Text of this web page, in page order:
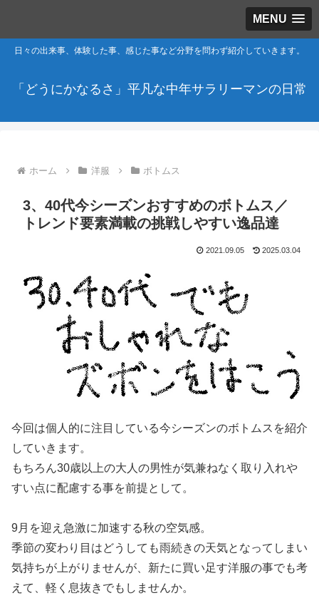
MENU
日々の出来事、体験した事、感じた事など分野を問わず紹介していきます。
「どうにかなるさ」平凡な中年サラリーマンの日常
ホーム 洋服 ボトムス
3、40代今シーズンおすすめのボトムス／
トレンド要素満載の挑戦しやすい逸品達
2021.09.05 2025.03.04
今回は個人的に注目している今シーズンのボトムスを紹介
していきます。
もちろん30歳以上の大人の男性が気兼ねなく取り入れや
すい点に配慮する事を前提として。
9月を迎え急激に加速する秋の空気感。
季節の変わり目はどうしても雨続きの天気となってしまい
気持ちが上がりませんが、新たに買い足す洋服の事でも考
えて、軽く息抜きでもしませんか。